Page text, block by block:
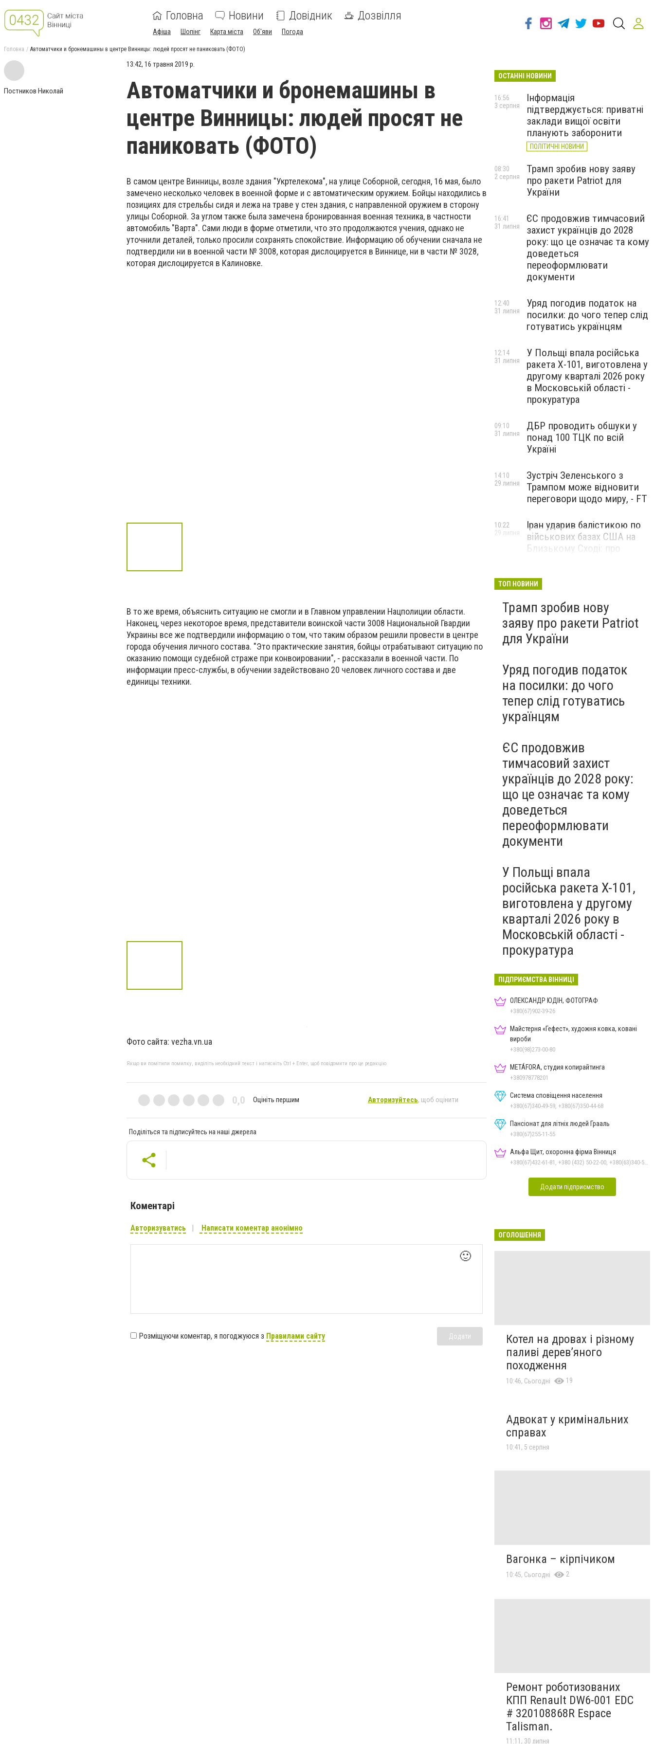
Головна Новини Довідник Дозвілля
Афіша Шопінг Карта міста Об'яви Погода
Головна Автоматчики и бронемашины в центре Винницы: людей просят не паниковать (ФОТО)
Постников Николай
13:42, 16 травня 2019 р.
Автоматчики и бронемашины в
центре Винницы: людей просят не
паниковать (ФОТО)
В самом центре Винницы, возле здания "Укртелекома", на улице Соборной, сегодня, 16 мая, было
замечено несколько человек в военной форме и с автоматическим оружием. Бойцы находились в
позициях для стрельбы сидя и лежа на траве у стен здания, с направленной оружием в сторону
улицы Соборной. За углом также была замечена бронированная военная техника, в частности
автомобиль "Варта". Сами люди в форме отметили, что это продолжаются учения, однако не
уточнили деталей, только просили сохранять спокойствие. Информацию об обучении сначала не
подтвердили ни в военной части № 3008, которая дислоцируется в Виннице, ни в части № 3028,
которая дислоцируется в Калиновке.
В то же время, объяснить ситуацию не смогли и в Главном управлении Нацполиции области.
Наконец, через некоторое время, представители воинской части 3008 Национальной Гвардии
Украины все же подтвердили информацию о том, что таким образом решили провести в центре
города обучения личного состава. "Это практические занятия, бойцы отрабатывают ситуацию по
оказанию помощи судебной страже при конвоировании", - рассказали в военной части. По
информации пресс-службы, в обучении задействовано 20 человек личного состава и две
единицы техники.
Фото сайта: vezha.vn.ua
Якщо ви помітили помилку, виділіть необхідний текст і натисніть Ctrl + Enter, щоб повідомити про це редакцію
0,0 Оцініть першим Авторизуйтесь, щоб оцінити
Поділіться та підписуйтесь на наші джерела
Коментарі
Авторизуватись Написати коментар анонімно
🙂
Розміщуючи коментар, я погоджуюся з Правилами сайту Додати
ОСТАННІ НОВИНИ
Інформація
підтверджується: приватні
заклади вищої освіти
планують заборонити
ПОЛІТИЧНІ НОВИНИ
16:56
3 серпня
Трамп зробив нову заяву
про ракети Patriot для
України
08:30
2 серпня
ЄС продовжив тимчасовий
захист українців до 2028
року: що це означає та кому
доведеться
переоформлювати
документи
16:41
31 липня
Уряд погодив податок на
посилки: до чого тепер слід
готуватись українцям
12:40
31 липня
У Польщі впала російська
ракета X-101, виготовлена у
другому кварталі 2026 року
в Московській області -
прокуратура
12:14
31 липня
ДБР проводить обшуки у
понад 100 ТЦК по всій
Україні
09:10
31 липня
Зустріч Зеленського з
Трампом може відновити
переговори щодо миру, - FT
14:10
29 липня
Іран ударив балістикою по
військових базах США на
Близькому Сході: про
10:22
29 липня
ТОП НОВИНИ
Трамп зробив нову
заяву про ракети Patriot
для України
Уряд погодив податок
на посилки: до чого
тепер слід готуватись
українцям
ЄС продовжив
тимчасовий захист
українців до 2028 року:
що це означає та кому
доведеться
переоформлювати
документи
У Польщі впала
російська ракета X-101,
виготовлена у другому
кварталі 2026 року в
Московській області -
прокуратура
ПІДПРИЄМСТВА ВІННИЦІ
ОЛЕКСАНДР ЮДІН, ФОТОГРАФ
+380(67)902-39-26
Майстерня «Гефест», художня ковка, ковані
вироби
+380(98)273-00-80
METÁFORA, студия копирайтинга
+380978778201
Система сповіщення населення
+380(67)340-49-59, +380(67)350-44-68
Пансіонат для літніх людей Грааль
+380(67)255-11-55
Альфа Щит, охоронна фірма Вінниця
+380(67)432-61-81, +380 (432) 50-22-00, +380(63)340-58-58
Додати підприємство
ОГОЛОШЕННЯ
Котел на дровах і різному
паливі дерев’яного
походження
10:46, Сьогодні 19
Адвокат у кримінальних
справах
10:41, 5 серпня
Вагонка – кірпічиком
10:45, Сьогодні 2
Ремонт роботизованих
КПП Renault DW6-001 EDC
# 320108868R Espace
Talisman.
11:11, 30 липня